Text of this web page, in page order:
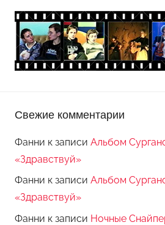
Свежие комментарии
Фанни к записи Альбом
«Здравствуй»
Фанни к записи Альбом
«Здравствуй»
Фанни к записи Ночные